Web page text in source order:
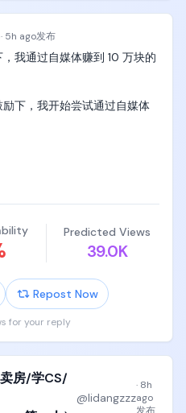
选择离职单干。
型市场正在演化成Anthropic
能的双寡头格局，它们握有
就进账26亿美元，主要是把
了Anthropic这类机构。虽
很亮眼，星链单季营收43亿
26亿美元，订阅用户数1200
未来年化自由现金流能到
的现金牛。星舰这边成功部
能增加60太比特/秒的网络带
上，直接为未来的卫星直连手
下基础。
被意大利公司低价收购
亿美元，这次以约22.5亿美
约12.8亿)被意大利软件收购巨
，此前公司已经把AI Agent业
· 5h ago发布
我通过自媒体赚到 10 万块的
下，我开始尝试通过自媒体
万。
己从开始接单，到最后完成
分享给大家。
什么能够接到商业订单。
，博主根据要求产出内容，
算。
Predicted Views
39.0K
Repost Now
for your reply
房/学CS/
@lidangzzz
· 8h
ago